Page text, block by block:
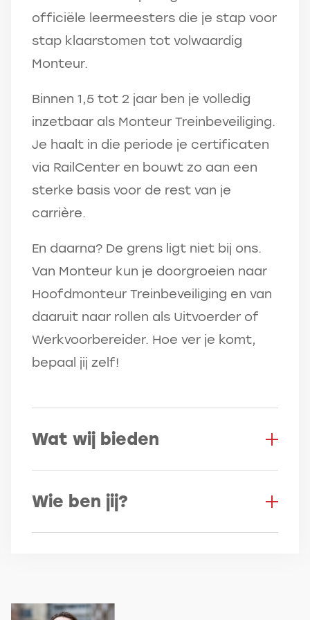
officiële leermeesters die je stap voor
stap klaarstomen tot volwaardig
Monteur.
Binnen 1,5 tot 2 jaar ben je volledig
inzetbaar als Monteur Treinbeveiliging.
Je haalt in die periode je certificaten
via RailCenter en bouwt zo aan een
sterke basis voor de rest van je
carrière.
En daarna? De grens ligt niet bij ons.
Van Monteur kun je doorgroeien naar
Hoofdmonteur Treinbeveiliging en van
daaruit naar rollen als Uitvoerder of
Werkvoorbereider. Hoe ver je komt,
bepaal jij zelf!
Wat wij bieden
Bij Van Gelder hebben we oog voor de
mens. Niet alleen voor wat je kan,
arbeidsvoorwaarden die daarbij
Wie ben jij?
van school komt of al jaren in de